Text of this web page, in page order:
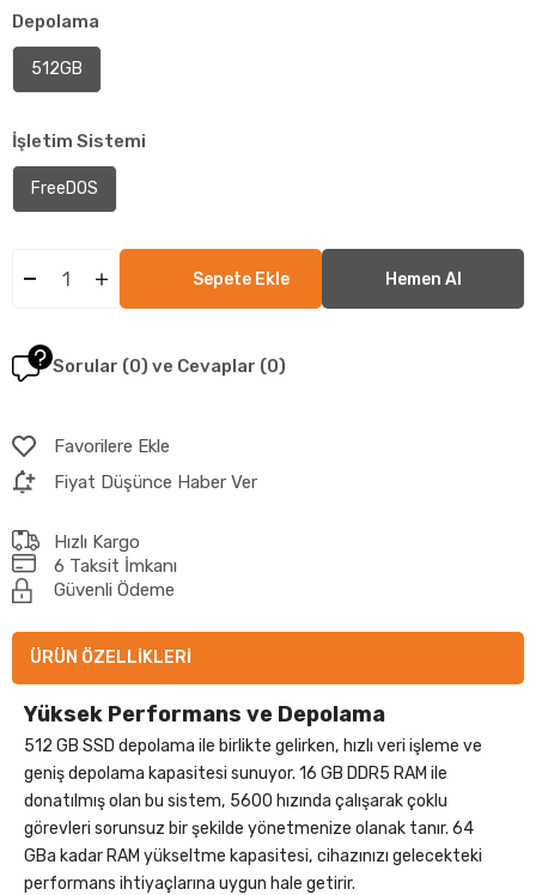
Depolama
512GB
İşletim Sistemi
FreeDOS
Sorular (0) ve Cevaplar (0)
Favorilere Ekle
Fiyat Düşünce Haber Ver
Hızlı Kargo
6 Taksit İmkanı
Güvenli Ödeme
ÜRÜN ÖZELLIKLERI
Yüksek Performans ve Depolama
512 GB SSD depolama ile birlikte gelirken, hızlı veri işleme ve
geniş depolama kapasitesi sunuyor. 16 GB DDR5 RAM ile
donatılmış olan bu sistem, 5600 hızında çalışarak çoklu
görevleri sorunsuz bir şekilde yönetmenize olanak tanır. 64
GBa kadar RAM yükseltme kapasitesi, cihazınızı gelecekteki
performans ihtiyaçlarına uygun hale getirir.